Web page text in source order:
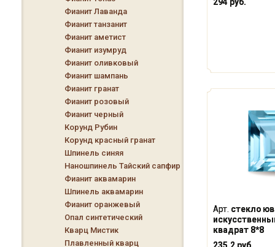
Арт. стекло
квадрат 8*8
235.2 руб.
Фианит Лаванда
Фианит танзанит
Фианит аметист
Фианит изумруд
Фианит оливковый
Фианит шампань
Фианит гранат
Фианит розовый
Фианит черный
Корунд Рубин
Корунд красный гранат
Шпинель синяя
Наношпинель Тайский сапфир
Фианит аквамарин
Шпинель аквамарин
Фианит оранжевый
Опал синтетический
Кварц Мистик
Плавленный кварц